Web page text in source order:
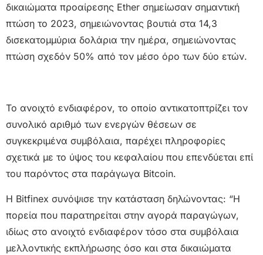
δικαιώματα προαίρεσης Ether σημείωσαν σημαντική
πτώση το 2023, σημειώνοντας βουτιά στα 14,3
δισεκατομμύρια δολάρια την ημέρα, σημειώνοντας
πτώση σχεδόν 50% από τον μέσο όρο των δύο ετών.
Το ανοιχτό ενδιαφέρον, το οποίο αντικατοπτρίζει τον
συνολικό αριθμό των ενεργών θέσεων σε
συγκεκριμένα συμβόλαια, παρέχει πληροφορίες
σχετικά με το ύψος του κεφαλαίου που επενδύεται επί
του παρόντος στα παράγωγα Bitcoin.
Η Bitfinex συνόψισε την κατάσταση δηλώνοντας: “Η
πορεία που παρατηρείται στην αγορά παραγώγων,
ιδίως στο ανοιχτό ενδιαφέρον τόσο στα συμβόλαια
μελλοντικής εκπλήρωσης όσο και στα δικαιώματα